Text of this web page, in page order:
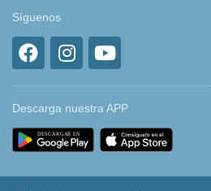
Síguenos
Descarga nuestra APP